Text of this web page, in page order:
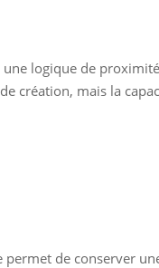
logique de
création, mais la
de conserver